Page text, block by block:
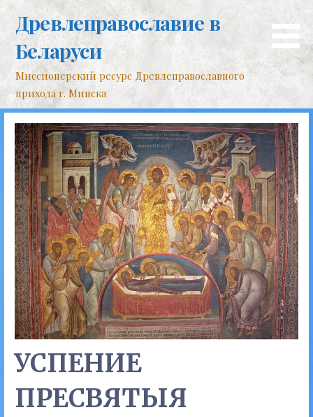
контенту
Древлеправославие в
Беларуси
Миссионерский ресурс Древлеправославного
прихода г. Минска
УСПЕНИЕ
ПРЕСВЯТЫЯ